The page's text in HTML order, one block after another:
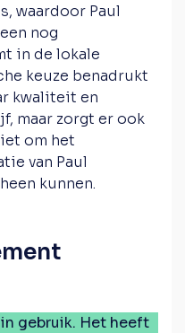
waardoor Paul
nog
in de lokale
keuze benadrukt
kwaliteit en
maar zorgt er ook
om het
van Paul
kunnen.
gebruik. Het heeft